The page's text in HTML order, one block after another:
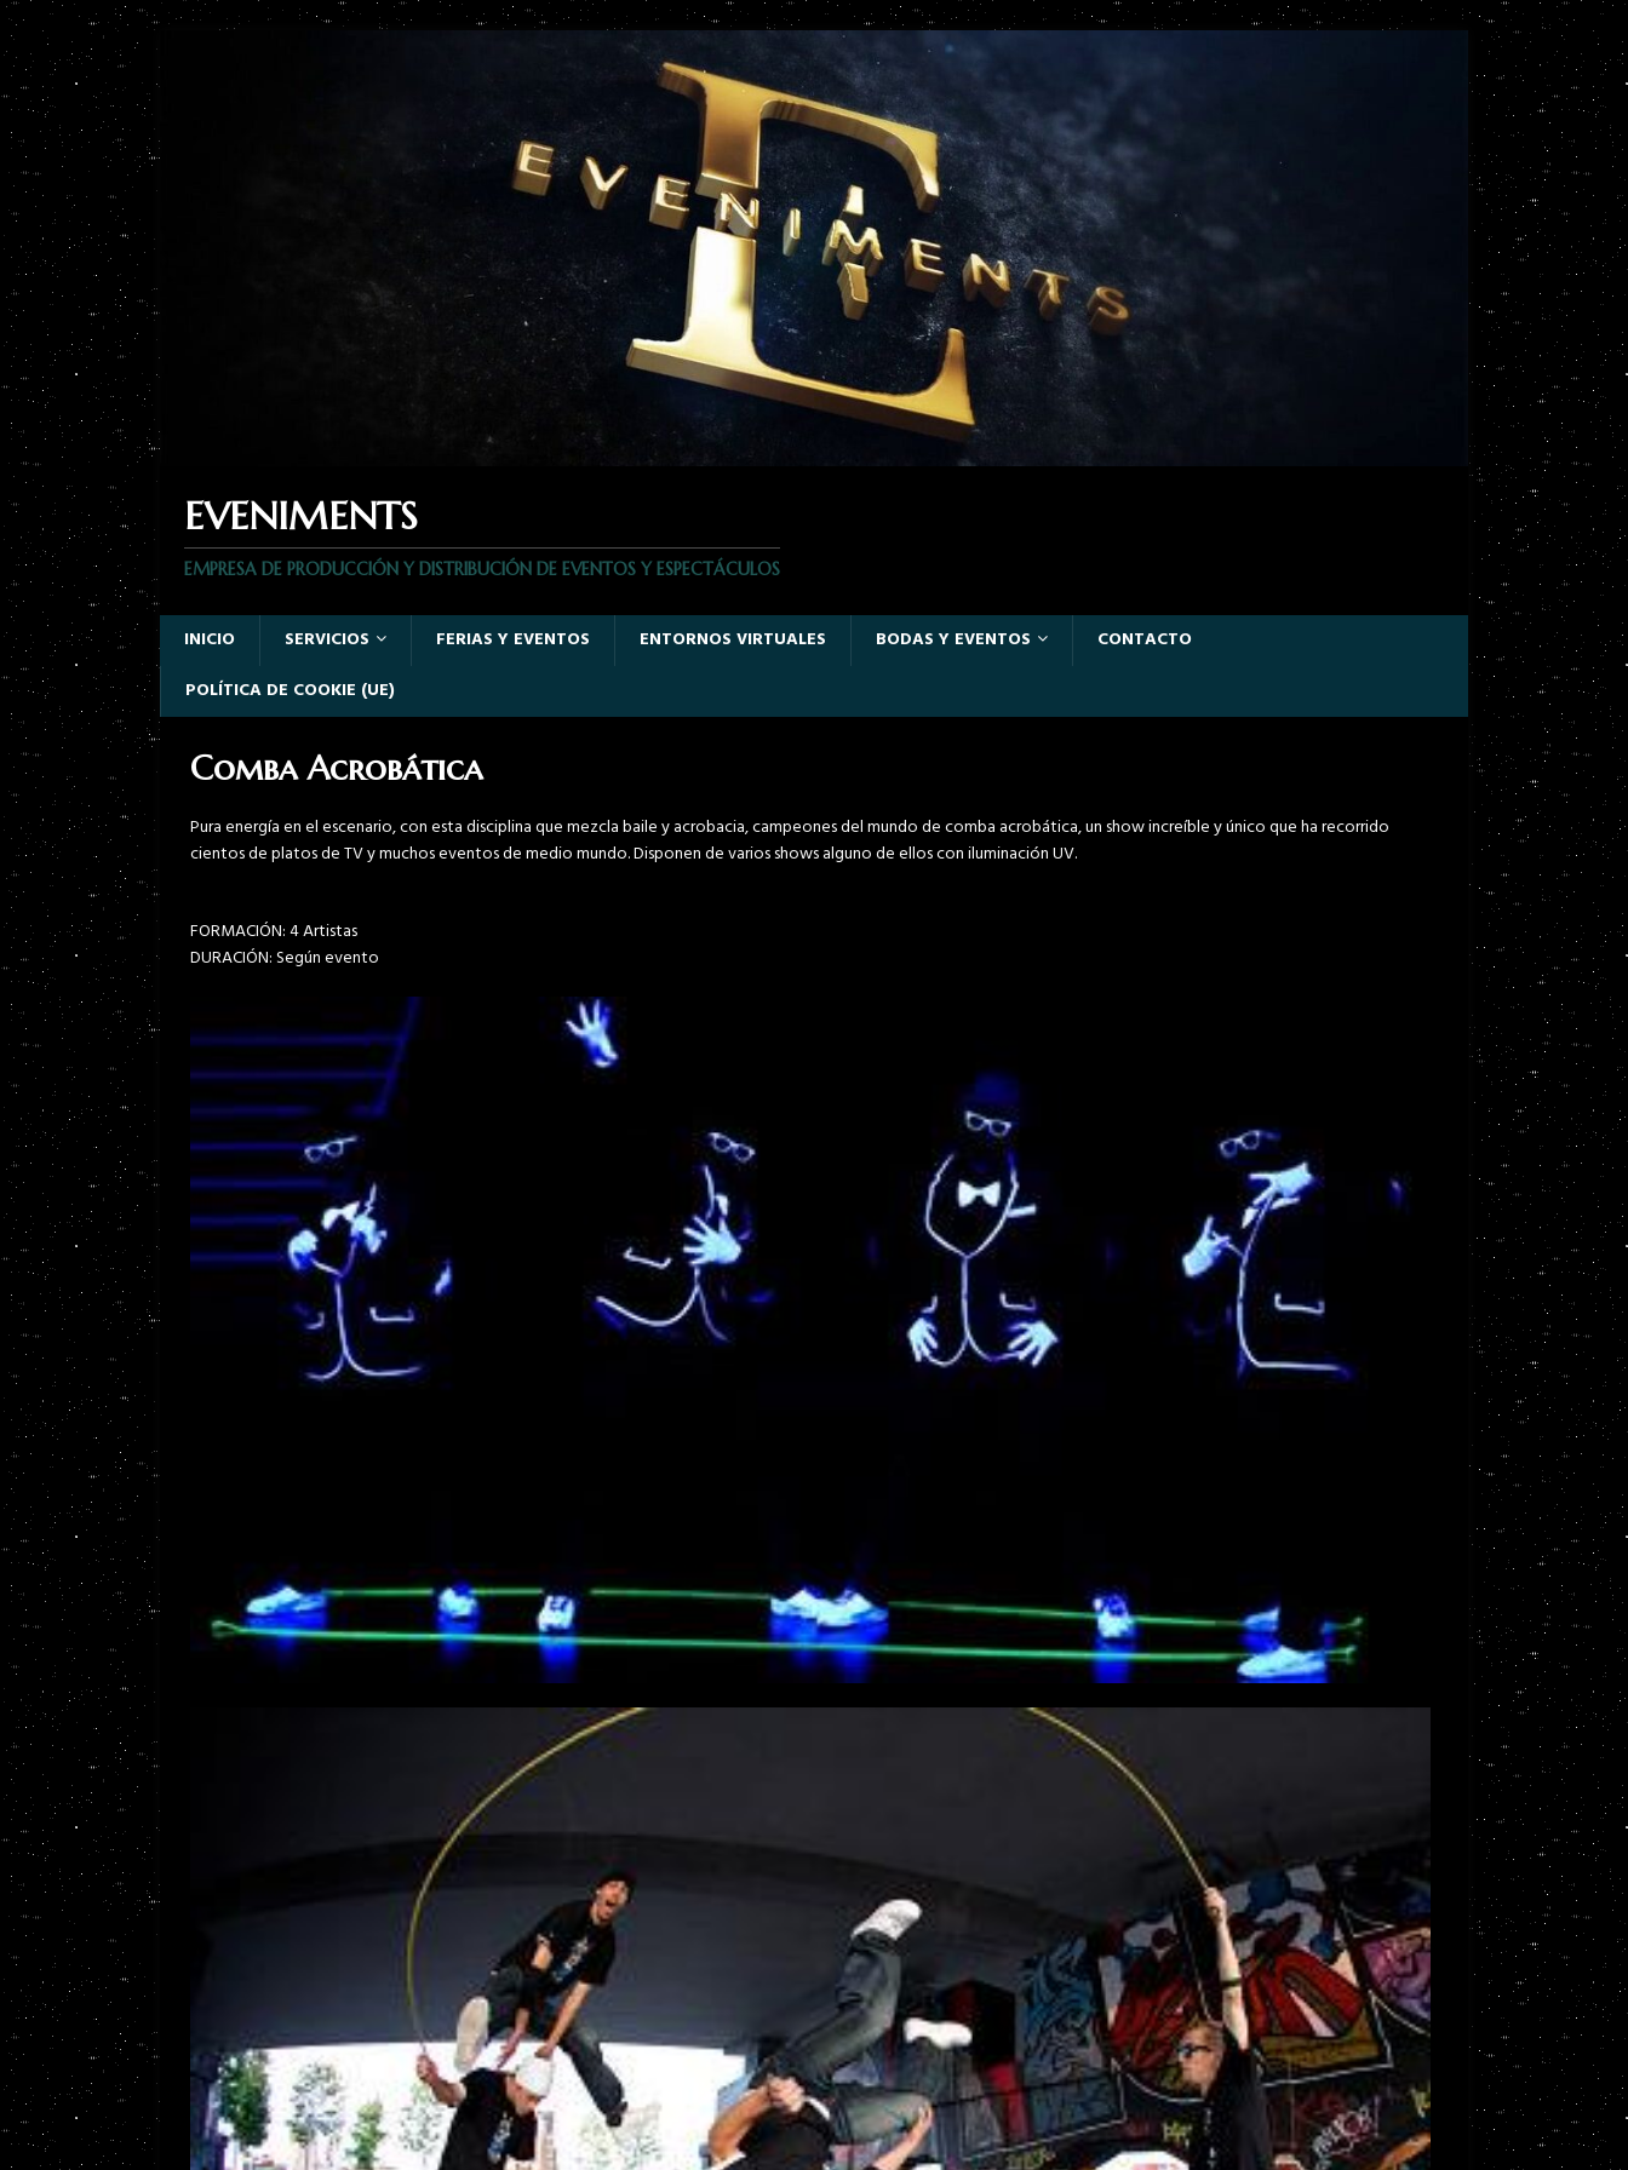
EVENIMENTS
EMPRESA DE PRODUCCIÓN Y DISTRIBUCIÓN DE EVENTOS Y ESPECTÁCULOS
INICIO SERVICIOS FERIAS Y EVENTOS ENTORNOS VIRTUALES BODAS Y EVENTOS
CONTACTO
POLÍTICA DE COOKIE (UE)
Comba Acrobática
Pura energía en el escenario, con esta disciplina que mezcla baile y acrobacia, campeones del mundo de comba acrobática, un show increíble y único que ha recorrido
cientos de platos de TV y muchos eventos de medio mundo. Disponen de varios shows alguno de ellos con iluminación UV.
FORMACIÓN: 4 Artistas
DURACIÓN: Según evento